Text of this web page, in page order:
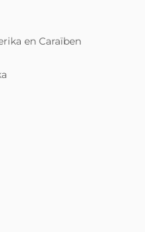
en Caraïben